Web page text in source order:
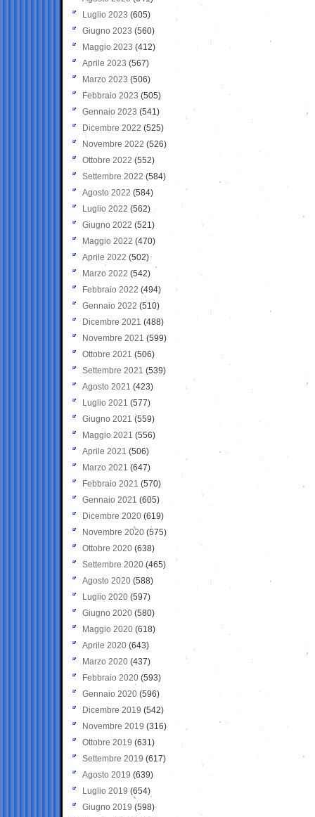
Luglio 2023 (605)
Giugno 2023 (560)
Maggio 2023 (412)
Aprile 2023 (567)
Marzo 2023 (506)
Febbraio 2023 (505)
Gennaio 2023 (541)
Dicembre 2022 (525)
Novembre 2022 (526)
Ottobre 2022 (552)
Settembre 2022 (584)
Agosto 2022 (584)
Luglio 2022 (562)
Giugno 2022 (521)
Maggio 2022 (470)
Aprile 2022 (502)
Marzo 2022 (542)
Febbraio 2022 (494)
Gennaio 2022 (510)
Dicembre 2021 (488)
Novembre 2021 (599)
Ottobre 2021 (506)
Settembre 2021 (539)
Agosto 2021 (423)
Luglio 2021 (577)
Giugno 2021(559)
Maggio 2021 (556)
Aprile 2021 (506)
Marzo 2021 (647)
Febbraio 2021 (570)
Gennaio 2021 (605)
Dicembre 2020 (619)
Novembre 2020 (575)
Ottobre 2020 (638)
Settembre 2020(465)
Agosto 2020 (588)
Luglio 2020 (597)
Giugno 2020 (580)
Maggio 2020 (618)
Aprile 2020 (643)
Marzo 2020 (437)
Febbraio 2020 (593)
Gennaio 2020 (596)
Dicembre 2019 (542)
Novembre 2019 (316)
Ottobre 2019 (631)
Settembre 2019 (617)
Agosto 2019 (639)
Luglio 2019 (654)
Giugno 2019 (598)